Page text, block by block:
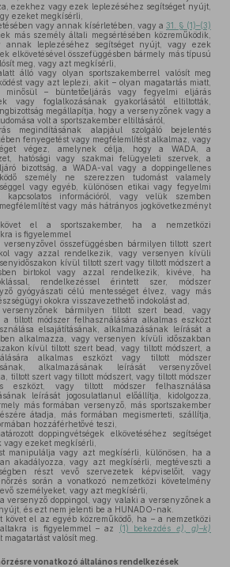
ezekhez vagy ezek leplezéséhez segítséget nyújt,
ezeket megkísérli,
vagy annak kísérletében, vagy a 31. § (1)–(3)
más személy általi megsértésében közreműködik,
annak leplezéséhez segítséget nyújt, vagy ezek
elkövetésével összefüggésben bármely más típusú
meg, vagy azt megkísérli,
álló vagy olyan sportszakemberrel valósít meg
vagy azt leplezi, akit – olyan magatartás miatt,
minősül – büntetőeljárás vagy fegyelmi eljárás
vagy foglalkozásának gyakorlásától eltiltották,
megállapítja, hogy a versenyzőnek vagy a
volt a sportszakember eltiltásáról,
megindításának alapjául szolgáló bejelentés
fenyegetést vagy megfélemlítést alkalmaz, vagy
végez, amelynek célja, hogy a WADA, a
hatósági vagy szakmai felügyeleti szervek, a
bizottság, a WADA-val vagy a doppingellenes
személy ne szerezzen tudomást valamely
vagy egyéb, különösen etikai vagy fegyelmi
kapcsolatos információról, vagy velük szemben
vagy más hátrányos jogkövetkezményt
követ el a sportszakember, ha a nemzetközi
is figyelemmel
versenyzővel összefüggésben bármilyen tiltott szert
vagy azzal rendelkezik, vagy versenyen kívüli
kívül tiltott szert vagy tiltott módszert a
birtokol vagy azzal rendelkezik, kivéve, ha
rendelkezéssel érintett szer, módszer
gyógyászati célú mentességet élvez, vagy más
okokra visszavezethető indokolást ad,
versenyzőnek bármilyen tiltott szert bead, vagy
a tiltott módszer felhasználására alkalmas eszközt
elsajátításának, alkalmazásának leírását a
alkalmazza, vagy versenyen kívüli időszakban
kívül tiltott szert bead, vagy tiltott módszert, a
alkalmas eszközt vagy tiltott módszer
alkalmazásának leírását versenyzővel
tiltott szert vagy tiltott módszert, vagy tiltott módszer
eszközt, vagy tiltott módszer felhasználása
leírását jogosulatlanul előállítja, kidolgozza,
más formában versenyző, más sportszakember
átadja, más formában megismerteti, szállítja,
hozzáférhetővé teszi,
doppingvétségek elkövetéséhez segítséget
ezeket megkísérli,
manipulálja vagy azt megkísérli, különösen, ha a
akadályozza, vagy azt megkísérli, megtéveszti a
részt vevő szervezetek képviselőit, vagy
során a vonatkozó nemzetközi követelmény
személyeket, vagy azt megkísérli,
versenyző doppingol, vagy valaki a versenyzőnek a
és ezt nem jelenti be a HUNADO-nak.
követ el az egyéb közreműködő, ha – a nemzetközi
is figyelemmel – az (1) bekezdés e), g)–k)
magatartást valósít meg.
vonatkozó általános rendelkezések